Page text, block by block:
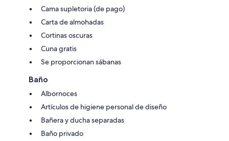
Cama supletoria (de pago)
Carta de almohadas
Cortinas oscuras
Cuna gratis
Se proporcionan sábanas
Baño
Albornoces
Artículos de higiene personal de diseño
Bañera y ducha separadas
Baño privado